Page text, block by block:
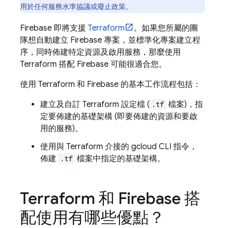
用於任何服務水準協議或廢止政策。
Firebase 即將支援 Terraform
。如果您所屬的團
隊想自動建立 Firebase 專案，並標準化專案建立程
序，同時佈建特定資源及啟用服務，那麼使用
Terraform 搭配 Firebase 可能很適合您。
使用 Terraform 和 Firebase 的基本工作流程包括：
建立及自訂 Terraform 設定檔 ( .tf 檔案)，指
定要佈建的基礎架構 (即要佈建的資源和要啟
用的服務)。
使用與 Terraform 介接的 gcloud CLI 指令，
佈建
.tf 檔案中指定的基礎架構。
Terraform 和 Firebase 搭
配使用有哪些優點？